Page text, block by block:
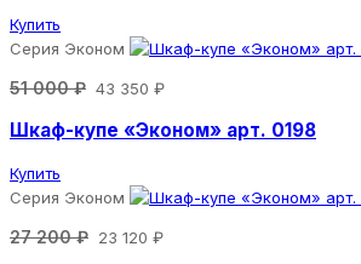
Купить
Серия Эконом
51 000 ₽ 43 350 ₽
Шкаф-купе «Эконом» арт. 0198
Купить
Серия Эконом
27 200 ₽ 23 120 ₽